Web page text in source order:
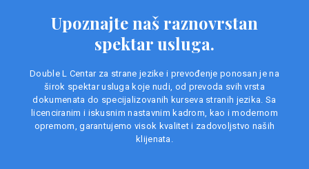
Upoznajte naš raznovrstan
spektar usluga.
Double L Centar za strane jezike i prevođenje ponosan je na
širok spektar usluga koje nudi, od prevoda svih vrsta
dokumenata do specijalizovanih kurseva stranih jezika. Sa
licenciranim i iskusnim nastavnim kadrom, kao i modernom
opremom, garantujemo visok kvalitet i zadovoljstvo naših
klijenata.